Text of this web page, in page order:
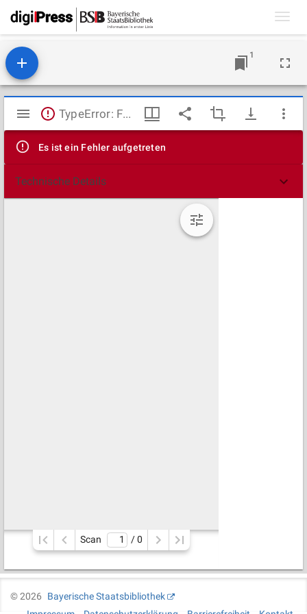
1
Mirador
Viewer
TypeError: Failed to fetch
Es ist ein Fehler aufgetreten
Technische Details
Scan / 0
©2026
Bayerische Staatsbibliothek